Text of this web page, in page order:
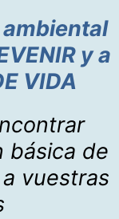
ambiental
y a
VIDA
básica de
vuestras